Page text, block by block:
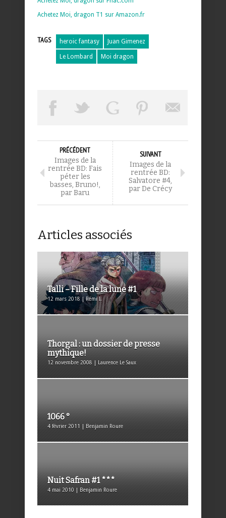
Achetez Moi, dragon T1 sur Amazon.fr
TAGS heroic fantasy Juan Gimenez
Le Lombard Moi dragon
PRÉCÉDENT
Images de la
rentrée BD: Fais
péter les
basses, Bruno!,
par Baru
SUIVANT
Images de la
rentrée BD:
Salvatore #4,
par De Crécy
Articles associés
Talli – Fille de la lune #1
12 mars 2018 | Rémi I.
Thorgal : un dossier de presse
mythique!
12 novembre 2008 | Laurence Le Saux
1066 °
4 février 2011 | Benjamin Roure
Nuit Safran #1 ***
4 mai 2010 | Benjamin Roure